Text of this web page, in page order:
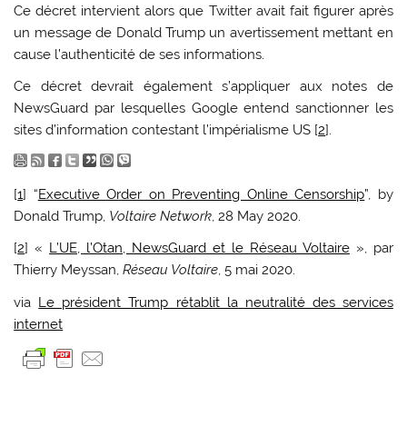
Ce décret intervient alors que Twitter avait fait figurer après
un message de Donald Trump un avertissement mettant en
cause l’authenticité de ses informations.
Ce décret devrait également s’appliquer aux notes de
NewsGuard par lesquelles Google entend sanctionner les
sites d’information contestant l’impérialisme US [2].
[1] “Executive Order on Preventing Online Censorship”, by
Donald Trump, Voltaire Network, 28 May 2020.
[2] « L’UE, l’Otan, NewsGuard et le Réseau Voltaire», par
Thierry Meyssan,Réseau Voltaire, 5 mai 2020.
via Le président Trump rétablit la neutralité des services
internet